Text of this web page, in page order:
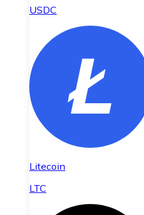
USDC
Litecoin
LTC